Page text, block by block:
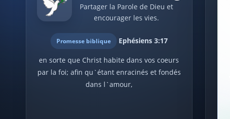
Partager la Parole de Dieu et
encourager les vies.
Promesse biblique Ephésiens 3:17
en sorte que Christ habite dans vos coeurs
par la foi; afin qu`étant enracinés et fondés
dans l`amour,